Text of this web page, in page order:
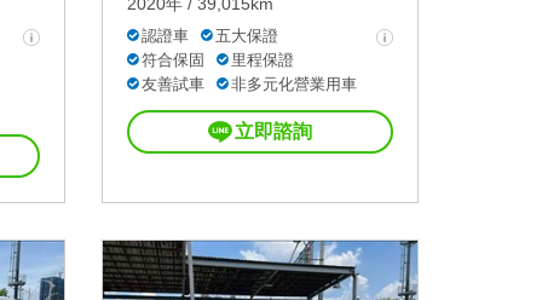
認證車
五大保證
符合保固
里程保證
友善試車
非多元化營業用車
立即諮詢